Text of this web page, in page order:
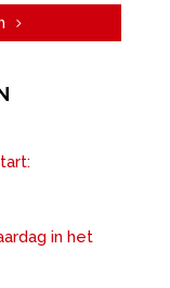
in het